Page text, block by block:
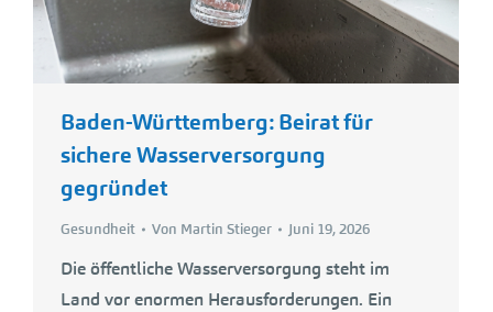
Baden-Württemberg: Beirat für
sichere Wasserversorgung
gegründet
Gesundheit Von Martin Stieger Juni 19, 2026
Die öffentliche Wasserversorgung steht im
Land vor enormen Herausforderungen. Ein